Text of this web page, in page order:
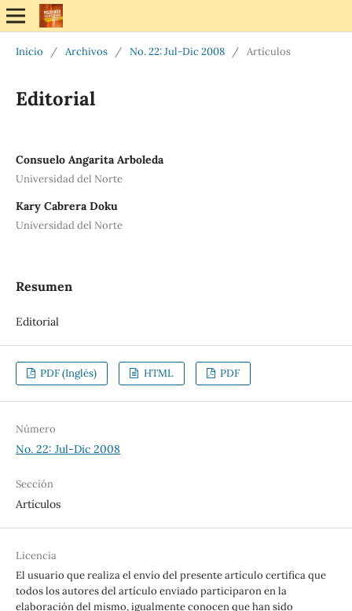
Inicio / Archivos / No. 22: Jul-Dic 2008 / Artículos
Editorial
Consuelo Angarita Arboleda
Universidad del Norte
Kary Cabrera Doku
Universidad del Norte
Resumen
Editorial
PDF (Inglés) HTML PDF
Número
No. 22: Jul-Dic 2008
Sección
Artículos
Licencia
El usuario que realiza el envío del presente artículo certifica que
todos los autores del artículo enviado participaron en la
elaboración del mismo, igualmente conocen que han sido